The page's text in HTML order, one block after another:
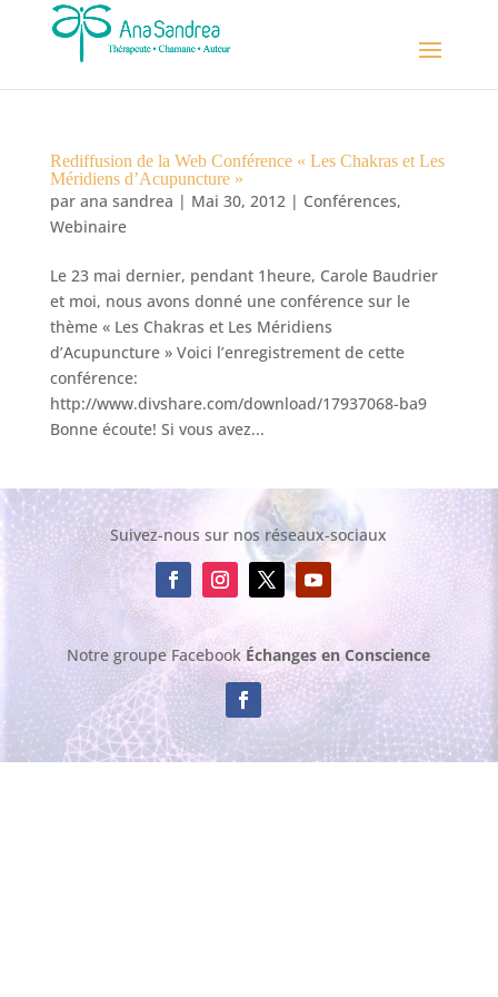
Rediffusion de la Web Conférence « Les Chakras et Les
Méridiens d’Acupuncture »
par ana sandrea | Mai 30, 2012| Conférences,
Webinaire
Le 23 mai dernier, pendant 1heure, Carole Baudrier
et moi, nous avons donné une conférence sur le
thème « Les Chakras et Les Méridiens
d’Acupuncture » Voici l’enregistrement de cette
conférence:
http://www.divshare.com/download/17937068-ba9
Bonne écoute! Si vous avez...
Suivez-nous sur nos réseaux-sociaux
Notre groupe Facebook Échanges en Conscience